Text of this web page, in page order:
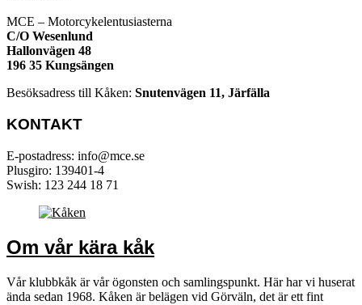
MCE – Motorcykelentusiasterna
C/O Wesenlund
Hallonvägen 48
196 35 Kungsängen
Besöksadress till Kåken: Snutenvägen 11, Järfälla
KONTAKT
E-postadress: info@mce.se
Plusgiro: 139401-4
Swish: 123 244 18 71
Om vår kära kåk
Vår klubbkåk är vår ögonsten och samlingspunkt. Här har vi huserat
ända sedan 1968. Kåken är belägen vid Görväln, det är ett fint